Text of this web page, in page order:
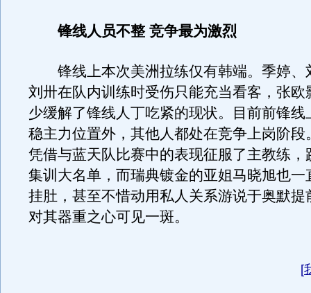
锋线人员不整 竞争最为激烈
锋线上本次美洲拉练仅有韩端。季婷、
刘卅在队内训练时受伤只能充当看客，张欧
少缓解了锋线人丁吃紧的现状。目前前锋线
稳主力位置外，其他人都处在竞争上岗阶段
凭借与蓝天队比赛中的表现征服了主教练，
集训大名单，而瑞典镀金的亚姐马晓旭也一
挂肚，甚至不惜动用私人关系游说于奥默提
对其器重之心可见一斑。
[